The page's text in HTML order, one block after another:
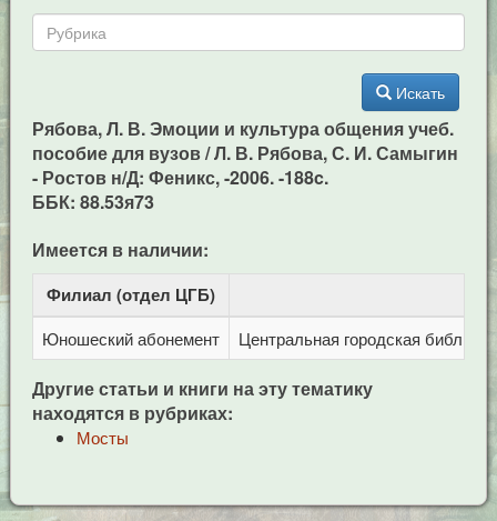
Искать
Рябова, Л. В. Эмоции и культура общения учеб.
пособие для вузов / Л. В. Рябова, С. И. Самыгин
- Ростов н/Д: Феникс, -2006. -188c.
ББК: 88.53я73
Имеется в наличии:
Филиал (отдел ЦГБ)
Юношеский абонемент Центральная городская
Другие статьи и книги на эту тематику
находятся в рубриках:
Мосты